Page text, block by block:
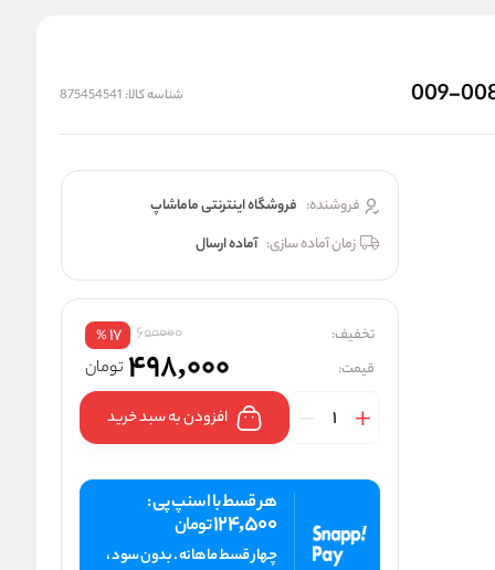
شناسه کالا: 875454541
فروشنده: فروشگاه اینترنتی ماماشاپ
زمان آماده سازی: آماده ارسال
تخفیف: 600000
17
%
قیمت: 498,000 تومان
افزودن به سبد خرید
هر قسط با اسنپ پی :
124,500تومان
چهار قسط ماهانه . بدون سود ،